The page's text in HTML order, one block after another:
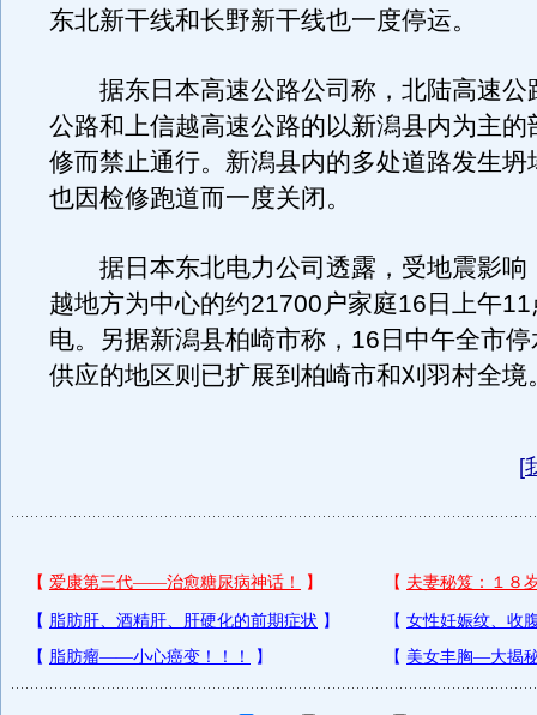
东北新干线和长野新干线也一度停运。
据东日本高速公路公司称，北陆高速公
公路和上信越高速公路的以新潟县内为主的
修而禁止通行。新潟县内的多处道路发生坍
也因检修跑道而一度关闭。
据日本东北电力公司透露，受地震影响
越地方为中心的约21700户家庭16日上午
电。另据新潟县柏崎市称，16日中午全市
供应的地区则已扩展到柏崎市和刈羽村全境
[